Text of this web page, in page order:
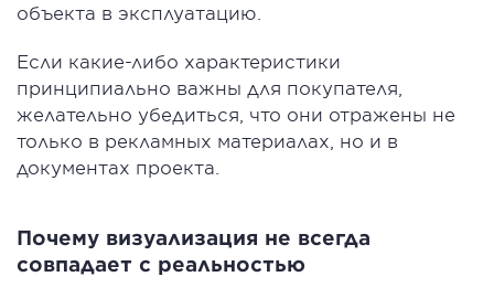
объекта в эксплуатацию.
Если какие-либо характеристики
принципиально важны для покупателя,
желательно убедиться, что они отражены не
только в рекламных материалах, но и в
документах проекта.
Почему визуализация не всегда
совпадает с реальностью